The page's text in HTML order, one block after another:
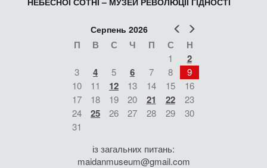
Попер
Серпень 2026
П В С Ч П С Н
1 2
3 4 5 6 7 8
9
10
11 12 13 14 15
16
17
18 19 20 21 22
23
24
25 26 27 28 29
30
31
із загальних питань:
maidanmuseum@gmail.com